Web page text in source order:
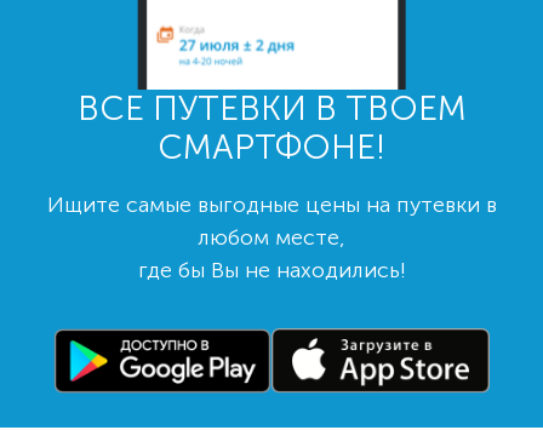
ВСЕ ПУТЕВКИ В ТВОЕМ
СМАРТФОНЕ!
Ищите самые выгодные цены на путевки в
любом месте,
где бы Вы не находились!